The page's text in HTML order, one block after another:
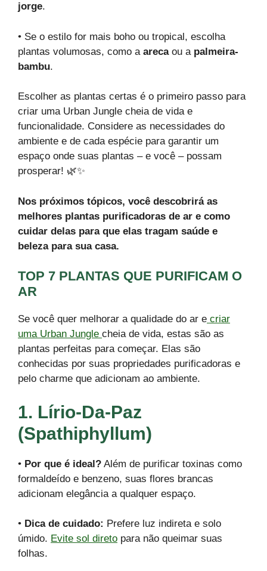
jorge.
• Se o estilo for mais boho ou tropical, escolha
plantas volumosas, como a arecaou a palmeira-
bambu.
Escolher as plantas certas é o primeiro passo para
criar uma Urban Jungle cheia de vida e
funcionalidade. Considere as necessidades do
ambiente e de cada espécie para garantir um
espaço onde suas plantas – e você – possam
prosperar! 🌿✨
Nos próximos tópicos, você descobrirá as
melhores plantas purificadoras de ar e como
cuidar delas para que elas tragam saúde e
beleza para sua casa.
TOP 7 PLANTAS QUE PURIFICAM O
AR
Se você quer melhorar a qualidade do ar e criar
uma Urban Jungle cheia de vida, estas são as
plantas perfeitas para começar. Elas são
conhecidas por suas propriedades purificadoras e
pelo charme que adicionam ao ambiente.
1. Lírio-Da-Paz
(Spathiphyllum)
• Por que é ideal? Além de purificar toxinas como
formaldeído e benzeno, suas flores brancas
adicionam elegância a qualquer espaço.
• Dica de cuidado: Prefere luz indireta e solo
úmido. Evite sol direto para não queimar suas
folhas.